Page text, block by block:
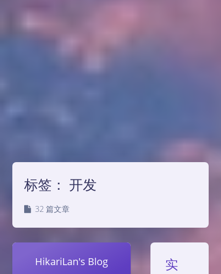
标签： 开发
32 篇文章
HikariLan's Blog
实